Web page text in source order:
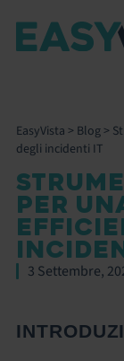
EasyVista > Blog>
degli incidenti IT
PER
3 Settembre,